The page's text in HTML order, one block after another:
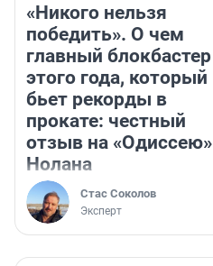
«Никого нельзя
победить». О чем
главный блокбастер
этого года, который
бьет рекорды в
прокате: честный
отзыв на «Одиссею»
Нолана
Стас Соколов
Эксперт